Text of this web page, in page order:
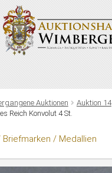
Auktionen Auktion 14
Reich Konvolut 4 St.
Briefmarken / Medallien